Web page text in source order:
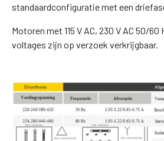
standaardconfiguratie met een
Motoren met 115 V AC, 230 V AC 50/
voltages zijn op verzoek verkrijgbaar.